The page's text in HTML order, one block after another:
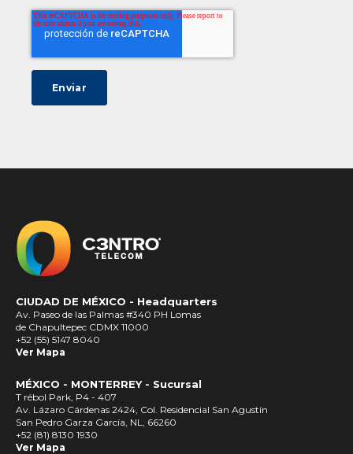
CIUDAD DE MÉXICO - Headquarters
Av. Paseo de las Palmas #340 PH Lomas
de Chapultepec CDMX 11000
+52 (55) 5147 8040
Ver Mapa
MÉXICO - MONTERREY - Sucursal
T rébol Park, P4 - 407
Av. Lázaro Cárdenas 2424, Col. Residencial San Agustín
San Pedro Garza García, NL, 66260
+52 (81) 8130 1930
Ver Mapa